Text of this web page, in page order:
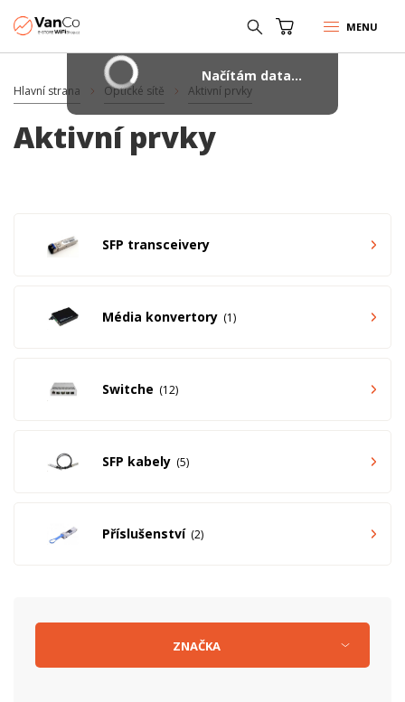
MENU
Hlavní strana Optické sítě Aktivní prvky
Aktivní prvky
SFP transceivery
Média konvertory 1
Switche 12
SFP kabely 5
Příslušenství 2
ZNAČKA
Načítám data...